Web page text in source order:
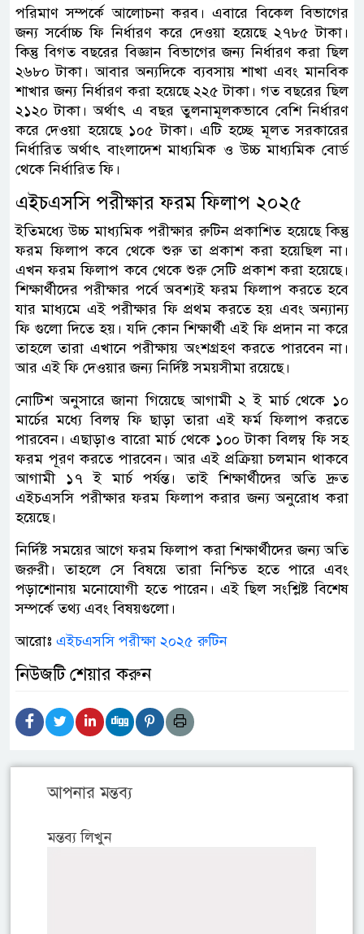
পরিমাণ সম্পর্কে আলোচনা করব। এবারে বিকেল বিভাগের
জন্য সর্বোচ্চ ফি নির্ধারণ করে দেওয়া হয়েছে ২৭৮৫ টাকা।
কিন্তু বিগত বছরের বিজ্ঞান বিভাগের জন্য নির্ধারণ করা ছিল
২৬৮০ টাকা। আবার অন্যদিকে ব্যবসায় শাখা এবং মানবিক
শাখার জন্য নির্ধারণ করা হয়েছে ২২৫ টাকা। গত বছরের ছিল
২১২০ টাকা। অর্থাৎ এ বছর তুলনামূলকভাবে বেশি নির্ধারণ
করে দেওয়া হয়েছে ১০৫ টাকা। এটি হচ্ছে মূলত সরকারের
নির্ধারিত অর্থাৎ বাংলাদেশ মাধ্যমিক ও উচ্চ মাধ্যমিক বোর্ড
থেকে নির্ধারিত ফি।
এইচএসসি পরীক্ষার ফরম ফিলাপ ২০২৫
ইতিমধ্যে উচ্চ মাধ্যমিক পরীক্ষার রুটিন প্রকাশিত হয়েছে কিন্তু
ফরম ফিলাপ কবে থেকে শুরু তা প্রকাশ করা হয়েছিল না।
এখন ফরম ফিলাপ কবে থেকে শুরু সেটি প্রকাশ করা হয়েছে।
শিক্ষার্থীদের পরীক্ষার পর্বে অবশ্যই ফরম ফিলাপ করতে হবে
যার মাধ্যমে এই পরীক্ষার ফি প্রথম করতে হয় এবং অন্যান্য
ফি গুলো দিতে হয়। যদি কোন শিক্ষার্থী এই ফি প্রদান না করে
তাহলে তারা এখানে পরীক্ষায় অংশগ্রহণ করতে পারবেন না।
আর এই ফি দেওয়ার জন্য নির্দিষ্ট সময়সীমা রয়েছে।
নোটিশ অনুসারে জানা গিয়েছে আগামী ২ ই মার্চ থেকে ১০
মার্চের মধ্যে বিলম্ব ফি ছাড়া তারা এই ফর্ম ফিলাপ করতে
পারবেন। এছাড়াও বারো মার্চ থেকে ১০০ টাকা বিলম্ব ফি সহ
ফরম পূরণ করতে পারবেন। আর এই প্রক্রিয়া চলমান থাকবে
আগামী ১৭ ই মার্চ পর্যন্ত। তাই শিক্ষার্থীদের অতি দ্রুত
এইচএসসি পরীক্ষার ফরম ফিলাপ করার জন্য অনুরোধ করা
হয়েছে।
নির্দিষ্ট সময়ের আগে ফরম ফিলাপ করা শিক্ষার্থীদের জন্য অতি
জরুরী। তাহলে সে বিষয়ে তারা নিশ্চিত হতে পারে এবং
পড়াশোনায় মনোযোগী হতে পারেন। এই ছিল সংশ্লিষ্ট বিশেষ
সম্পর্কে তথ্য এবং বিষয়গুলো।
আরোঃ এইচএসসি পরীক্ষা ২০২৫ রুটিন
নিউজটি শেয়ার করুন
আপনার মন্তব্য
মন্তব্য লিখুন